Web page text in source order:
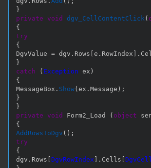
}
private
void dgv_CellContentClick (
{
try
{
DgvValue = dgv . Rows [e . RowIndex ] .
}
catch
( Exception ex )
{
MessageBox . Show(ex . Message ) ;
}
}
private
void Form2_Load ( object
{
AddRowsToDgv ( ) ;
try
{
dgv . Rows [DgvRowIndex ] . Cells [